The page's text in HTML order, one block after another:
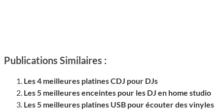
Publications Similaires :
Les 4 meilleures platines CDJ pour DJs
Les 5 meilleures enceintes pour les DJ en home studio
Les 5 meilleures platines USB pour écouter des vinyles